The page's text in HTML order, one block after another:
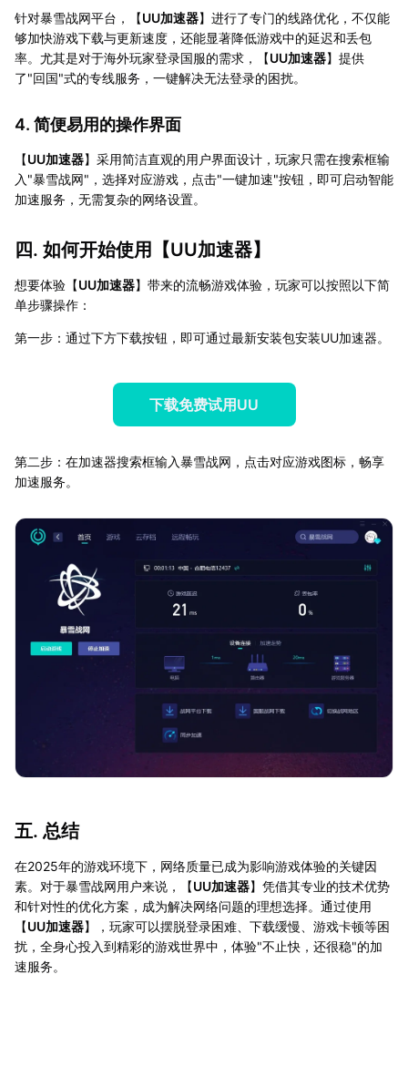
针对暴雪战网平台，【UU加速器】进行了专门的线路优化，不仅能
够加快游戏下载与更新速度，还能显著降低游戏中的延迟和丢包
率。尤其是对于海外玩家登录国服的需求，【UU加速器】提供
了"回国"式的专线服务，一键解决无法登录的困扰。
4. 简便易用的操作界面
【UU加速器】采用简洁直观的用户界面设计，玩家只需在搜索框输
入"暴雪战网"，选择对应游戏，点击"一键加速"按钮，即可启动智能
加速服务，无需复杂的网络设置。
四. 如何开始使用【UU加速器】
想要体验【UU加速器】带来的流畅游戏体验，玩家可以按照以下简
单步骤操作：
第一步：通过下方下载按钮，即可通过最新安装包安装UU加速器。
下载免费试用UU
第二步：在加速器搜索框输入暴雪战网，点击对应游戏图标，畅享
加速服务。
五. 总结
在2025年的游戏环境下，网络质量已成为影响游戏体验的关键因
素。对于暴雪战网用户来说，【UU加速器】凭借其专业的技术优势
和针对性的优化方案，成为解决网络问题的理想选择。通过使用
【UU加速器】，玩家可以摆脱登录困难、下载缓慢、游戏卡顿等困
扰，全身心投入到精彩的游戏世界中，体验"不止快，还很稳"的加
速服务。